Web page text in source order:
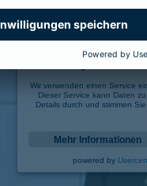
Wir verwenden einen Service
Dieser Service kann Daten
Details durch und stimmen
Mehr Informationen
powered by